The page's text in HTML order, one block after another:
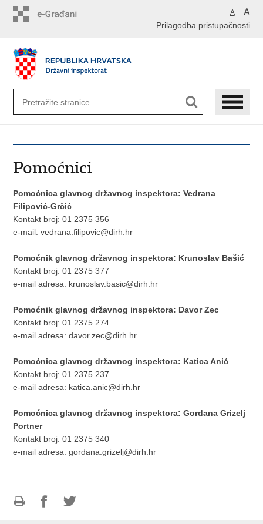
A A
Prilagodba pristupačnosti
Pomoćnici
Pomoćnica glavnog državnog inspektora: Vedrana
Filipović-Grčić
Kontakt broj: 01 2375 356
e-mail:vedrana.filipovic@dirh.hr
Pomoćnik glavnog državnog inspektora: Krunoslav Bašić
Kontakt broj: 01 2375 377
e-mail adresa: krunoslav.basic@dirh.hr
Pomoćnik glavnog državnog inspektora: Davor Zec
Kontakt broj: 01 2375 274
e-mail adresa:davor.zec@dirh.hr
Pomoćnica glavnog državnog inspektora: Katica Anić
Kontakt broj: 01 2375 237
e-mail adresa: katica.anic@dirh.hr
Pomoćnica glavnog državnog inspektora: Gordana Grizelj
Portner
Kontakt broj: 01 2375 340
e-mail adresa:gordana.grizelj@dirh.hr